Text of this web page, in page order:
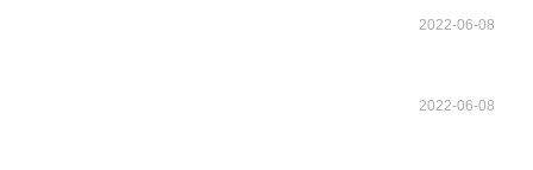
2022-06-08
2022-06-08